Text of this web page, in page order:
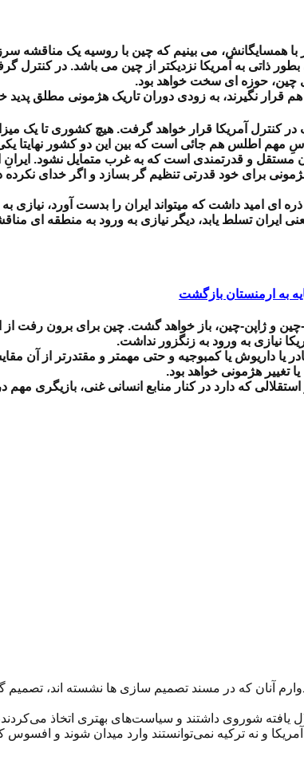
همسایگانش، می بینیم که چین با روسیه یک مناقشه
ذاتی به آمریکا نزدیکتر از چین می باشد. در کنترل
چین، حوزه ای سخت خواهد بود.
قرار نگیرند، به زودی دوران تاریک هژمونی مطلق پدید
کنترل آمریکا قرار خواهد گرفت. هیچ کشوری تا یک
مهم اطلس هم جائی است که بین این دو کشور نهایتا
مستقل و قدرتمندی است که به غرب متمایل نشود.
برای خود قدرتی تنظیم گر بسازد و اگر خدای نکرده
ای امید داشت که میتواند ایران را بدست آورد، نیازی
ایران تسلط یابد، دیگر نیازی به ورود به منطقه ای
به ارمنستان بازگشت
و ژاپن-چین، باز خواهد گشت. چین برای برون رفت از
نیازی به ورود به زنگزور نداشت.
یا داریوش یا کمبوجیه و حتی مهمتر و مقتدرتر از آن
تغییر هژمونی خواهد بود.
که دارد در کنار منابع انسانی غنی، بازیگری
آنان که در مسند تصمیم سازی ها نشسته اند، تصمیم
یافته شوروی داشتند و سیاست‌های بهتری اتخاذ
آمریکا و نه ترکیه نمی‌توانستند وارد میدان شوند و